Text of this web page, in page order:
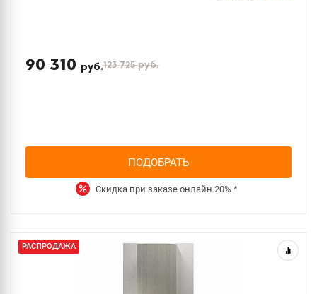
90 310 руб.123 725руб.
ПОДОБРАТЬ
Скидка при заказе онлайн 20% *
РАСПРОДАЖА